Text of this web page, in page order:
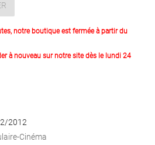
notre boutique est fermée à partir du
à nouveau sur notre site dès le lundi 24
2012
Cinéma